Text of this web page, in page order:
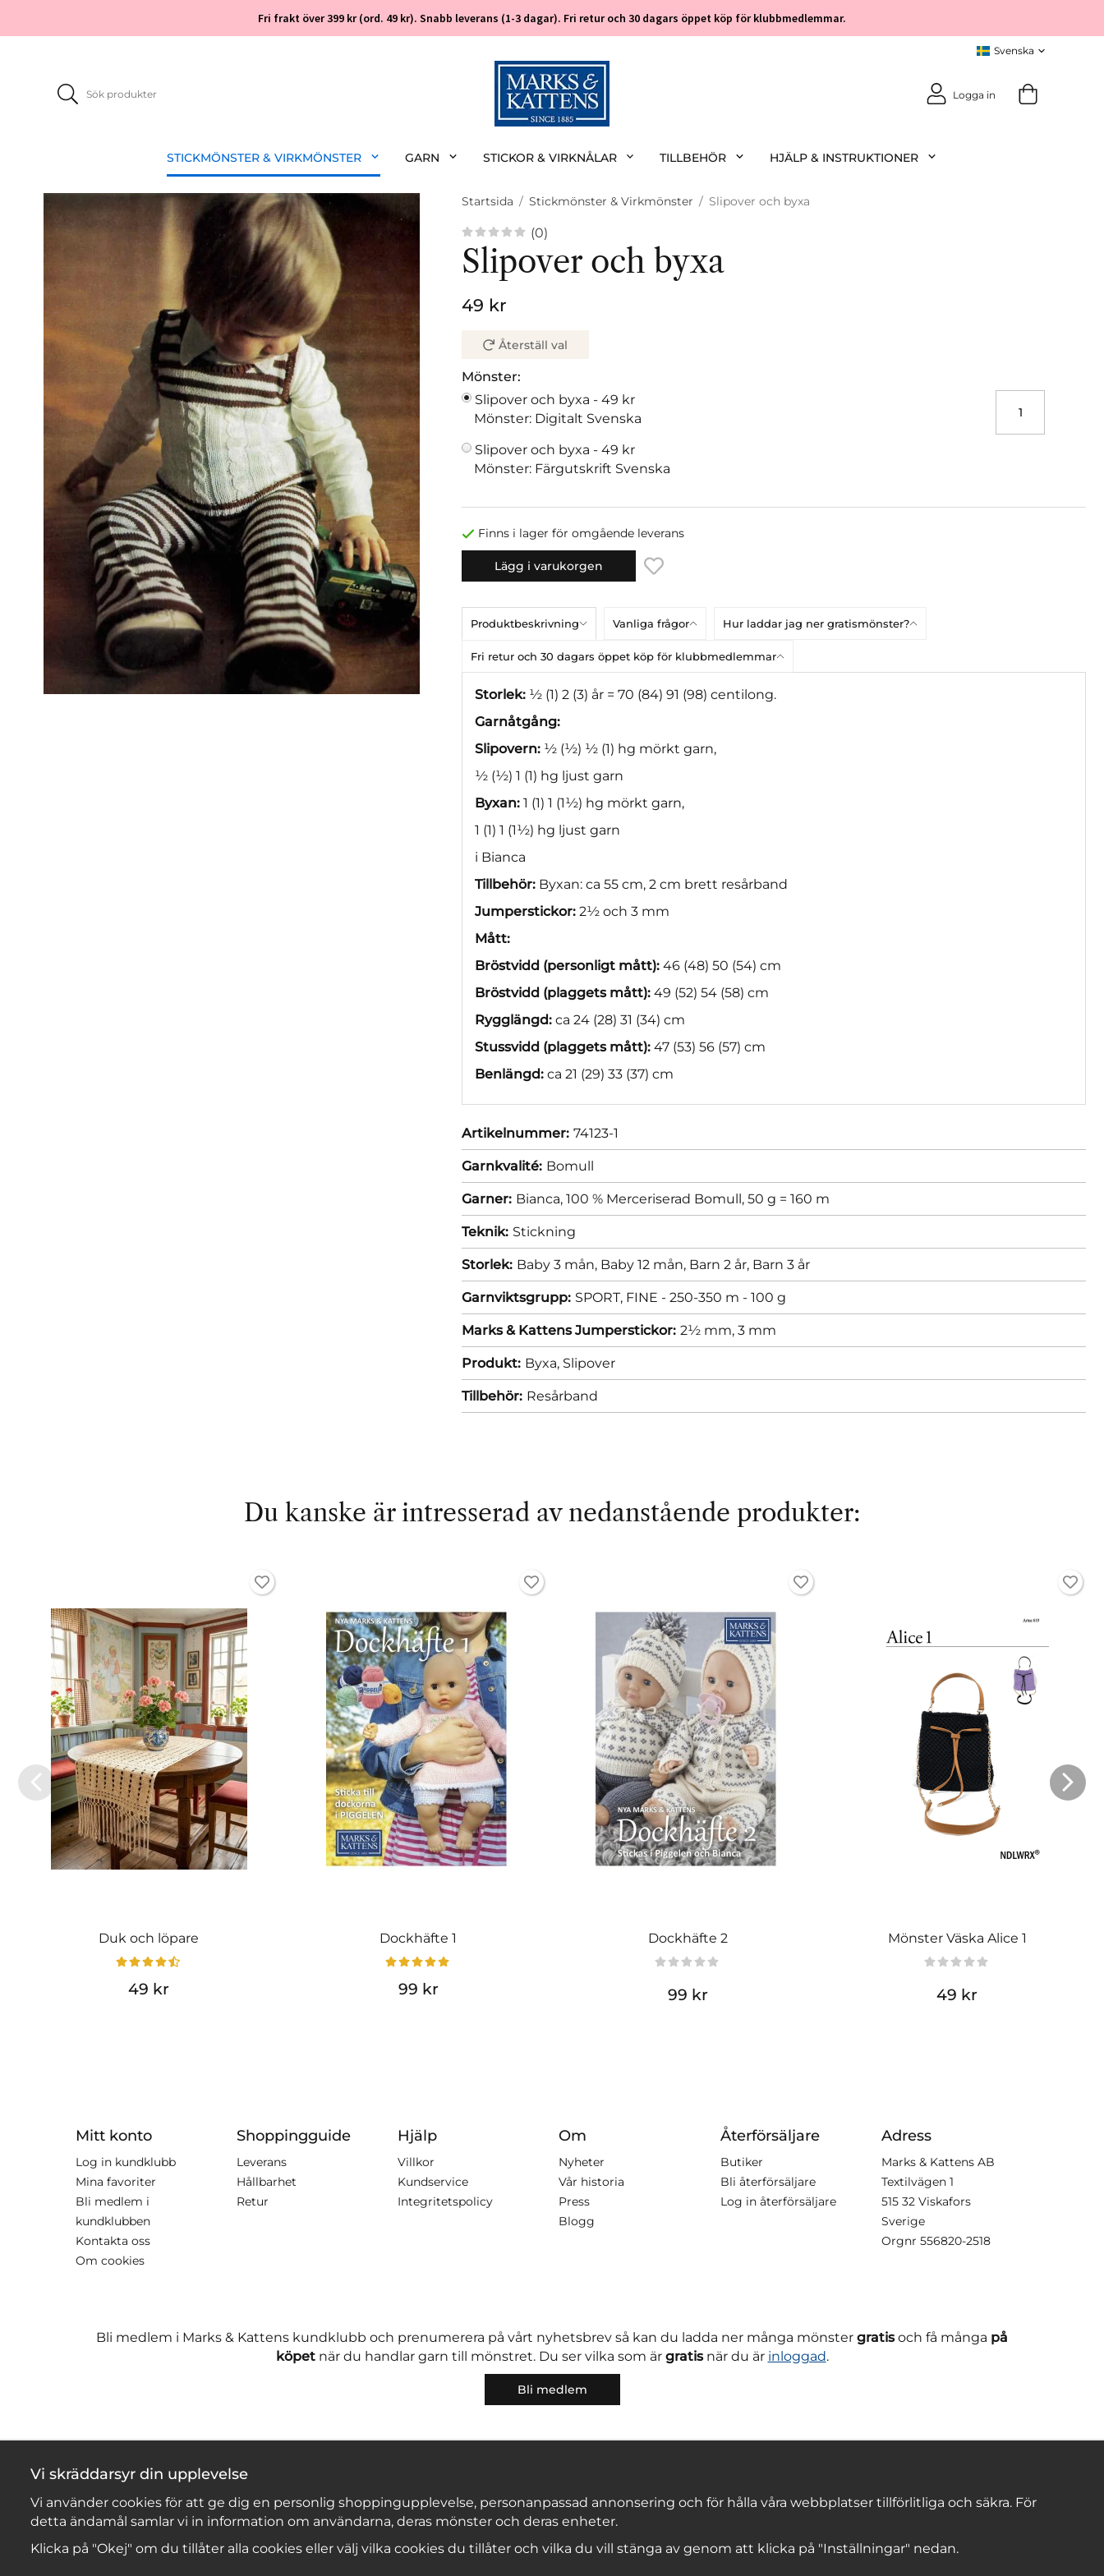
Fri frakt över 399 kr (ord. 49 kr). Snabb leverans (1-3 dagar). Fri retur och 30 dagars öppet köp för klubbmedlemmar.
Logga in
STICKMÖNSTER & VIRKMÖNSTER GARN STICKOR & VIRKNÅLAR TILLBEHÖR HJÄLP & INSTRUKTIONER
Startsida / Stickmönster & Virkmönster / Slipover och byxa
(0)
Slipover och byxa
49 kr
Återställ val
Mönster:
Slipover och byxa - 49 kr
Mönster: Digitalt Svenska
Slipover och byxa - 49 kr
Mönster: Färgutskrift Svenska
Finns i lager för omgående leverans
Lägg i varukorgen
Produktbeskrivning Vanliga frågor Hur laddar jag ner gratismönster?
Fri retur och 30 dagars öppet köp för klubbmedlemmar
Storlek: ½ (1) 2 (3) år = 70 (84) 91 (98) centilong.
Garnåtgång:
Slipovern: ½ (½) ½ (1) hg mörkt garn,
½ (½) 1 (1) hg ljust garn
Byxan: 1 (1) 1 (1½) hg mörkt garn,
1 (1) 1 (1½) hg ljust garn
i Bianca
Tillbehör: Byxan: ca 55 cm, 2 cm brett resårband
Jumperstickor: 2½ och 3 mm
Mått:
Bröstvidd (personligt mått): 46 (48) 50 (54) cm
Bröstvidd (plaggets mått): 49 (52) 54 (58) cm
Rygglängd: ca 24 (28) 31 (34) cm
Stussvidd (plaggets mått): 47 (53) 56 (57) cm
Benlängd: ca 21 (29) 33 (37) cm
Artikelnummer: 74123-1
Garnkvalité: Bomull
Garner: Bianca, 100 % Merceriserad Bomull, 50 g = 160 m
Teknik: Stickning
Storlek: Baby 3 mån, Baby 12 mån, Barn 2 år, Barn 3 år
Garnviktsgrupp: SPORT, FINE - 250-350 m - 100 g
Marks & Kattens Jumperstickor: 2½ mm, 3 mm
Produkt: Byxa, Slipover
Tillbehör: Resårband
Du kanske är intresserad av nedanstående produkter:
Duk och löpare
49 kr
Dockhäfte 1
99 kr
Dockhäfte 2
99 kr
Mönster Väska Alice 1
49 kr
Mitt konto
Log in kundklubb
Mina favoriter
Bli medlem i
kundklubben
Kontakta oss
Om cookies
Shoppingguide
Leverans
Hållbarhet
Retur
Hjälp
Villkor
Kundservice
Integritetspolicy
Om
Nyheter
Vår historia
Press
Blogg
Återförsäljare
Butiker
Bli återförsäljare
Log in återförsäljare
Adress
Marks & Kattens AB
Textilvägen 1
515 32 Viskafors
Sverige
Orgnr 556820-2518
Bli medlem i Marks & Kattens kundklubb och prenumerera på vårt nyhetsbrev så kan du ladda ner många mönster gratisoch få många på
köpetnär du handlar garn till mönstret. Du ser vilka som är gratisnär du är inloggad.
Bli medlem
Copyright © 2026, Marks & Kattens AB
Vi skräddarsyr din upplevelse
Vi använder cookies för att ge dig en personlig shoppingupplevelse, personanpassad annonsering och för hålla våra webbplatser tillförlitliga och säkra. För
detta ändamål samlar vi in information om användarna, deras mönster och deras enheter.
Klicka på "Okej" om du tillåter alla cookies eller välj vilka cookies du tillåter och vilka du vill stänga av genom att klicka på "Inställningar" nedan.